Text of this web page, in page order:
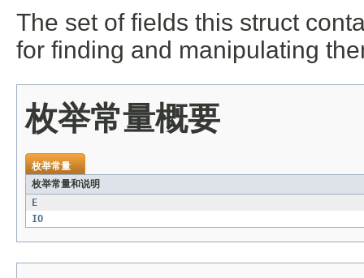
The set of fields this struct
for finding and manipulating
枚举常量概要
枚举常量
枚举常量和说明
E
IO